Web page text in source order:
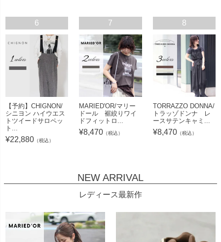
6
【予約】CHIGNON/
シニヨン ハイウエス
トツイードサロペッ
ト...
¥22,880 （税込）
7
MARIED'OR/マリー
ドール 裾絞りワイ
ドフィットロ...
¥8,470 （税込）
8
TORRAZZO DONNA/
トラッゾドンナ レ
ースサテンキャミ...
¥8,470（税込）
NEW ARRIVAL
レディース最新作